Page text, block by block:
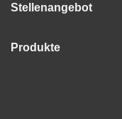
Stellenangebot
Produkte